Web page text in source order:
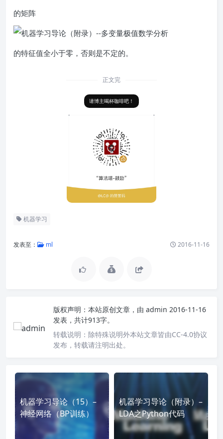
的矩阵
的特征值全小于零，否则是不定的。
正文完
请博主喝杯咖啡吧！
机器学习
发表至： ml 2016-11-16
版权声明： 本站原创文章，由 admin 2016-11-16
发表，共计913字。
转载说明： 除特殊说明外本站文章皆由CC-4.0协议
发布，转载请注明出处。
机器学习导论（15）–
神经网络（BP训练）
机器学习导论（附录）–
LDA之Python代码